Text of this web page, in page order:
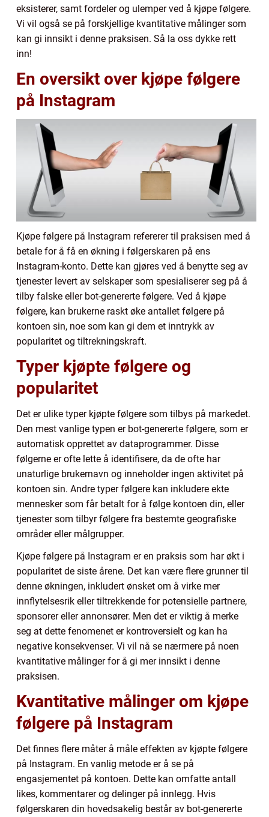
eksisterer, samt fordeler og ulemper ved å kjøpe følgere.
Vi vil også se på forskjellige kvantitative målinger som
kan gi innsikt i denne praksisen. Så la oss dykke rett
inn!
En oversikt over kjøpe følgere
på Instagram
Kjøpe følgere på Instagram refererer til praksisen med å
betale for å få en økning i følgerskaren på ens
Instagram-konto. Dette kan gjøres ved å benytte seg av
tjenester levert av selskaper som spesialiserer seg på å
tilby falske eller bot-genererte følgere. Ved å kjøpe
følgere, kan brukerne raskt øke antallet følgere på
kontoen sin, noe som kan gi dem et inntrykk av
popularitet og tiltrekningskraft.
Typer kjøpte følgere og
popularitet
Det er ulike typer kjøpte følgere som tilbys på markedet.
Den mest vanlige typen er bot-genererte følgere, som er
automatisk opprettet av dataprogrammer. Disse
følgerne er ofte lette å identifisere, da de ofte har
unaturlige brukernavn og inneholder ingen aktivitet på
kontoen sin. Andre typer følgere kan inkludere ekte
mennesker som får betalt for å følge kontoen din, eller
tjenester som tilbyr følgere fra bestemte geografiske
områder eller målgrupper.
Kjøpe følgere på Instagram er en praksis som har økt i
popularitet de siste årene. Det kan være flere grunner til
denne økningen, inkludert ønsket om å virke mer
innflytelsesrik eller tiltrekkende for potensielle partnere,
sponsorer eller annonsører. Men det er viktig å merke
seg at dette fenomenet er kontroversielt og kan ha
negative konsekvenser. Vi vil nå se nærmere på noen
kvantitative målinger for å gi mer innsikt i denne
praksisen.
Kvantitative målinger om kjøpe
følgere på Instagram
Det finnes flere måter å måle effekten av kjøpte følgere
på Instagram. En vanlig metode er å se på
engasjementet på kontoen. Dette kan omfatte antall
likes, kommentarer og delinger på innlegg. Hvis
følgerskaren din hovedsakelig består av bot-genererte